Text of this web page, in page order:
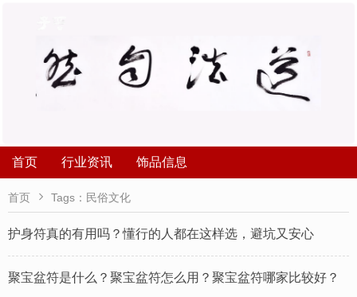
首页 行业资讯 饰品信息
首页  Tags：民俗文化
护身符真的有用吗？懂行的人都在这样选，避坑又安心
聚宝盆符是什么？聚宝盆符怎么用？聚宝盆符哪家比较好？